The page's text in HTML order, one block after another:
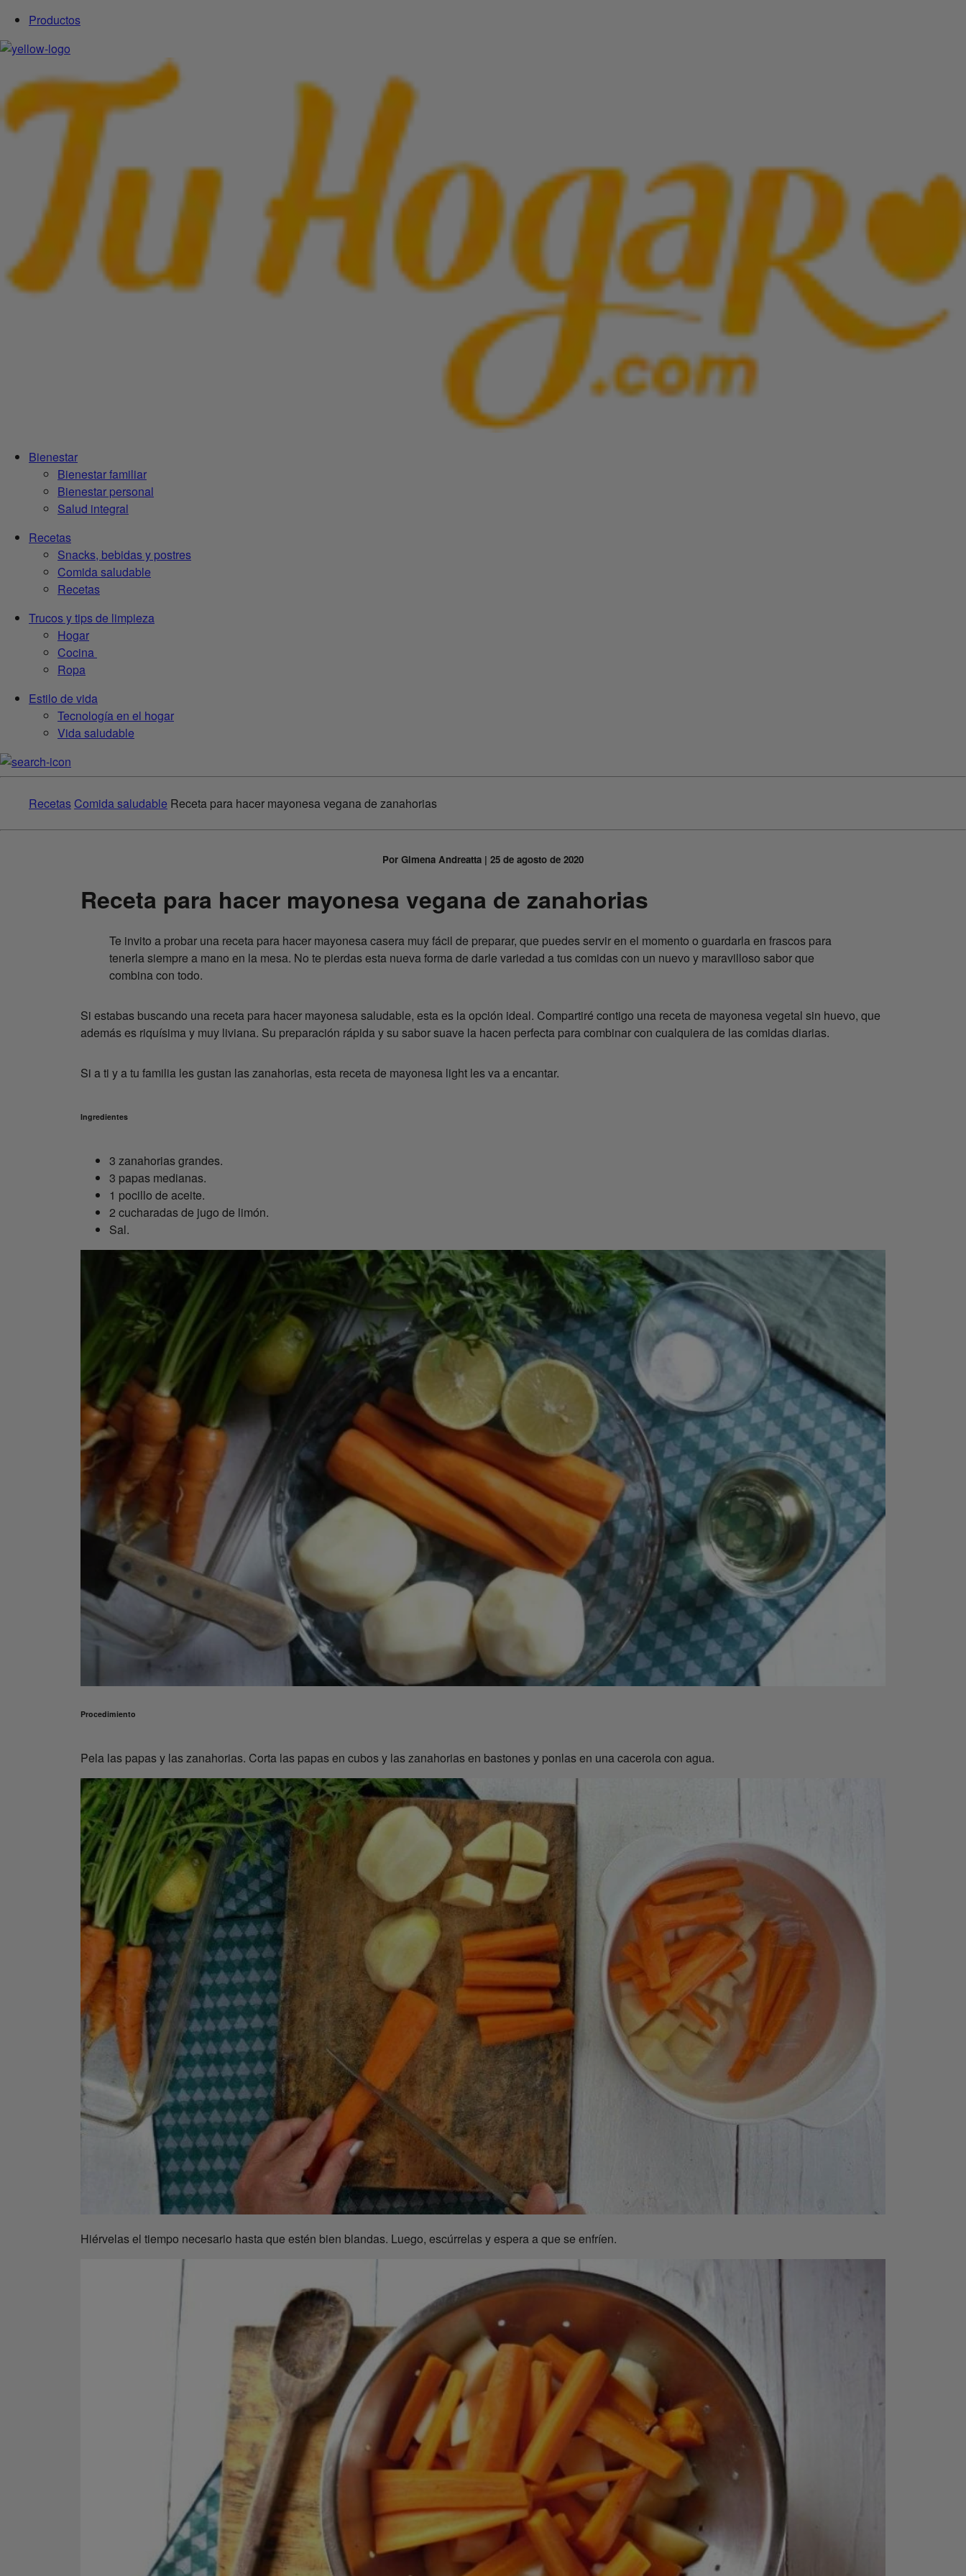
Productos
Bienestar
Bienestar familiar
Bienestar personal
Salud integral
Recetas
Snacks, bebidas y postres
Comida saludable
Recetas
Trucos y tips de limpieza
Hogar
Cocina
Ropa
Estilo de vida
Tecnología en el hogar
Vida saludable
Recetas Comida saludable Receta para hacer mayonesa vegana de zanahorias
Por Gimena Andreatta | 25 de agosto de 2020
Receta para hacer mayonesa vegana de zanahorias
Te invito a probar una receta para hacer mayonesa casera muy fácil de preparar, que puedes servir en el momento o guardarla en frascos para
tenerla siempre a mano en la mesa. No te pierdas esta nueva forma de darle variedad a tus comidas con un nuevo y maravilloso sabor que
combina con todo.
Si estabas buscando una receta para hacer mayonesa saludable, esta es la opción ideal. Compartiré contigo una receta de mayonesa vegetal sin huevo, que
además es riquísima y muy liviana. Su preparación rápida y su sabor suave la hacen perfecta para combinar con cualquiera de las comidas diarias.
Si a ti y a tu familia les gustan las zanahorias, esta receta de mayonesa light les va a encantar.
Ingredientes
3 zanahorias grandes.
3 papas medianas.
1 pocillo de aceite.
2 cucharadas de jugo de limón.
Sal.
Procedimiento
Pela las papas y las zanahorias. Corta las papas en cubos y las zanahorias en bastones y ponlas en una cacerola con agua.
Hiérvelas el tiempo necesario hasta que estén bien blandas. Luego, escúrrelas y espera a que se enfríen.